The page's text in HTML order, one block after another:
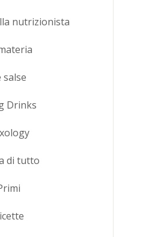
nutrizionista
salse
Drinks
di tutto